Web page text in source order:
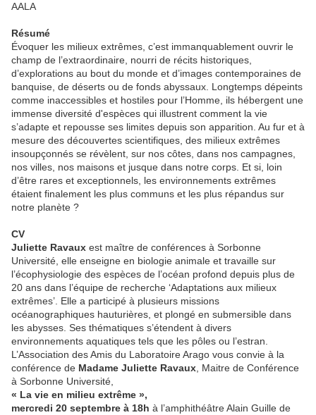
AALA
Résumé
Évoquer les milieux extrêmes, c’est immanquablement ouvrir le
champ de l’extraordinaire, nourri de récits historiques,
d’explorations au bout du monde et d’images contemporaines de
banquise, de déserts ou de fonds abyssaux. Longtemps dépeints
comme inaccessibles et hostiles pour l’Homme, ils hébergent une
immense diversité d'espèces qui illustrent comment la vie
s’adapte et repousse ses limites depuis son apparition. Au fur et à
mesure des découvertes scientifiques, des milieux extrêmes
insoupçonnés se révèlent, sur nos côtes, dans nos campagnes,
nos villes, nos maisons et jusque dans notre corps. Et si, loin
d’être rares et exceptionnels, les environnements extrêmes
étaient finalement les plus communs et les plus répandus sur
notre planète ?
CV
Juliette Ravaux est maître de conférences à Sorbonne
Université, elle enseigne en biologie animale et travaille sur
l’écophysiologie des espèces de l’océan profond depuis plus de
20 ans dans l’équipe de recherche ‘Adaptations aux milieux
extrêmes’. Elle a participé à plusieurs missions
océanographiques hauturières, et plongé en submersible dans
les abysses. Ses thématiques s’étendent à divers
environnements aquatiques tels que les pôles ou l’estran.
L’Association des Amis du Laboratoire Arago vous convie à la
conférence de Madame Juliette Ravaux , Maitre de Conférence
à Sorbonne Université,
« La vie en milieu extrême »,
mercredi 20 septembre à 18h à l’amphithéâtre Alain Guille de